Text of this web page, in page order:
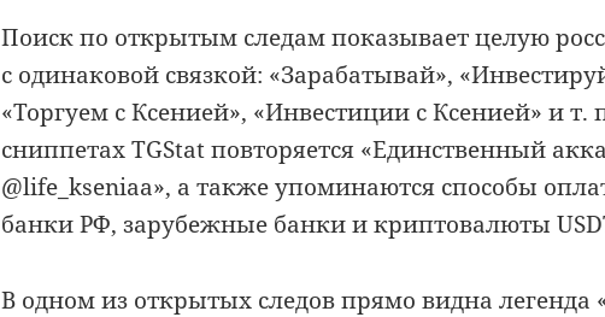
Поиск по открытым следам показывает целую
с одинаковой связкой: «Зарабатывай»,
«Торгуем с Ксенией», «Инвестиции с Ксенией» и т.
сниппетах TGStat повторяется «Единственный
@life_kseniaa», а также упоминаются способы
банки РФ, зарубежные банки и криптовалюты
В одном из открытых следов прямо видна легенда